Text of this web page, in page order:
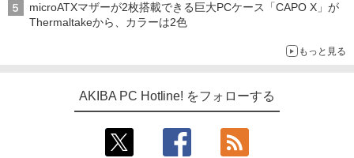
microATXマザーが2枚搭載できる巨大PCケース「CAPO X」が
Thermaltakeから、カラーは2色
もっと見る
AKIBA PC Hotline! をフォローする